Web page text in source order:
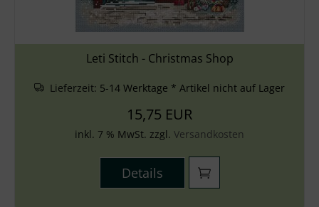
Leti Stitch - Christmas Shop
Lieferzeit: 5-14 Werktage * Artikel nicht auf Lager
15,75 EUR
inkl. 7 % MwSt. zzgl. Versandkosten
Details